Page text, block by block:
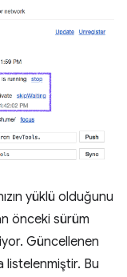
yüklü olduğunu
önceki sürüm
Güncellenen
listelenmiştir. Bu